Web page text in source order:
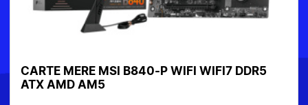
CARTE MERE MSI B840-P WIFI WIFI7 DDR5
ATX AMD AM5